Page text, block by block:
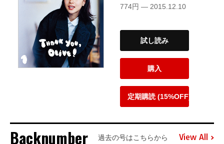
774円 — 2015.12.10
試し読み
購入
定期購読 (15%OFF)
Backnumber 過去の号はこちらから View All